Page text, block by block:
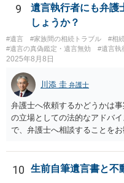
記については、不動産を相続
に申請する義務があります。
よび遺留分を侵害する贈与・
時効にかかります。また、相
有無にかかわらず行使できな
効がいつから進むかは慎重に
から３年が経過しているとの
無、不動産登記、遺産分割協
う。特に、お姉様側だけで不
ったのか、遺産分割協議書が
以前に、法定相続分や遺産分
ります。 奥様において戸籍謄
書、遺言書の有無等を確認し
9
遺言執行者にも弁護
しょうか？
#遺言 #家族間の相続トラブル
#相
#遺言の真偽鑑定・遺言無効
#遺言執
2025年8月8日
川添 圭 弁護士
弁護士へ依頼するかどうかは
の立場としての法的なアドバ
で、弁護士へ相談することを
誘導しかしてこないと思いま
10 生前自筆遺言書と不